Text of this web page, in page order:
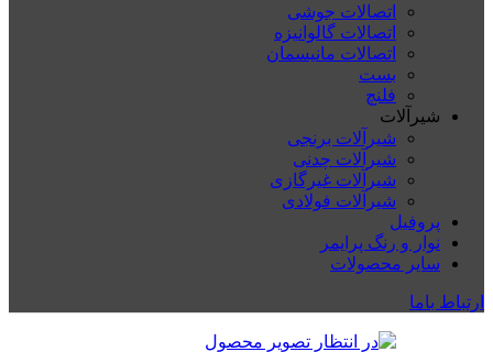
اتصالات جوشی
اتصالات گالوانیزه
اتصالات مانیسمان
بست
فلنچ
شیرآلات
شیرآلات برنجی
شیرآلات چدنی
شیرآلات غیرگازی
شیرآلات فولادی
پروفیل
نوار و رنگ پرایمر
سایر محصولات
ارتباط باما